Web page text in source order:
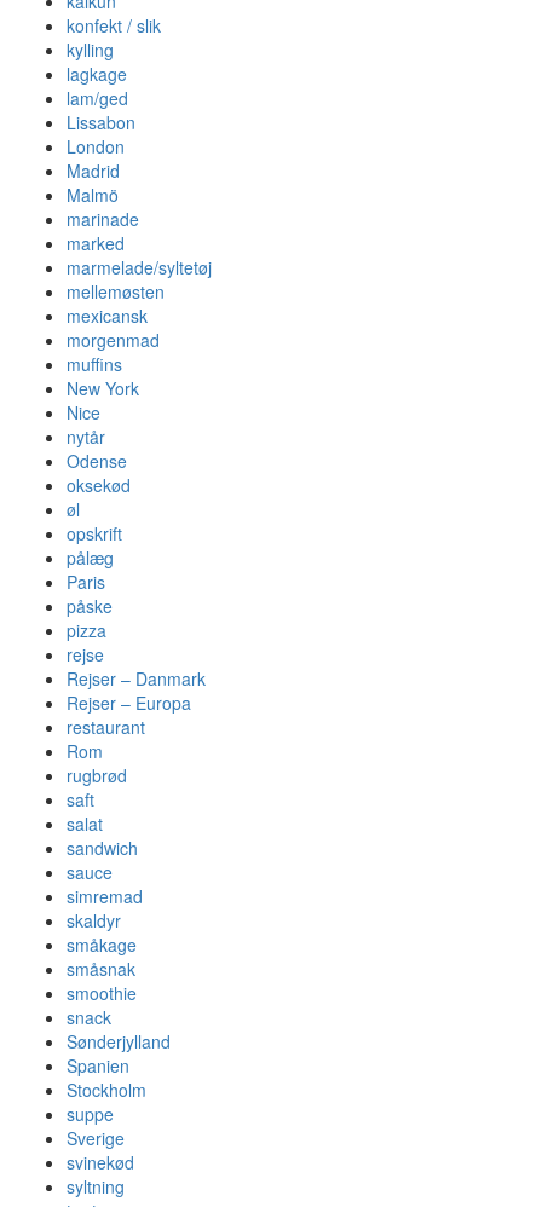
konfekt / slik
kylling
lagkage
lam/ged
Lissabon
London
Madrid
Malmö
marinade
marked
marmelade/syltetøj
mellemøsten
mexicansk
morgenmad
muffins
New York
Nice
nytår
Odense
oksekød
øl
opskrift
pålæg
Paris
påske
pizza
rejse
Rejser – Danmark
Rejser – Europa
restaurant
Rom
rugbrød
saft
salat
sandwich
sauce
simremad
skaldyr
småkage
småsnak
smoothie
snack
Sønderjylland
Spanien
Stockholm
suppe
Sverige
svinekød
syltning